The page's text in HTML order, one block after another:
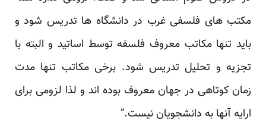
مکتب های فلسفی غرب در دانشگاه ها تدریس شود و
باید تنها مکاتب معروف فلسفه توسط اساتید و البته با
تجزیه و تحلیل تدریس شود. برخی مکاتب تنها مدت
زمان کوتاهی در جهان معروف بوده اند و لذا لزومی برای
ارایه آنها به دانشجویان نیست.”